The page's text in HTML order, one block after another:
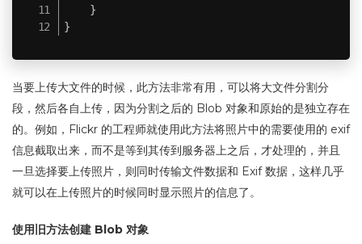
    }
}
当要上传大文件的时候，此方法非常有用，可以将大文件分割分
段，然后各自上传，因为分割之后的 Blob 对象和原始的是独立存在
的。例如，Flickr 的工程师就使用此方法将照片中的需要使用的 exif
信息截取出来，而不是等到其传到服务器上之后，才处理的，并且
一旦选择要上传照片，则同时传输文件数据和 Exif 数据，这样几乎
就可以在上传照片的时候同时显示照片的信息了。
使用旧方法创建 Blob 对象